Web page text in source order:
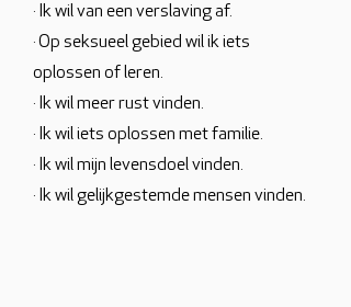
· Ik wil van een verslaving af.
· Op seksueel gebied wil ik iets
oplossen of leren.
· Ik wil meer rust vinden.
· Ik wil iets oplossen met familie.
· Ik wil mijn levensdoel vinden.
· Ik wil gelijkgestemde mensen vinden.